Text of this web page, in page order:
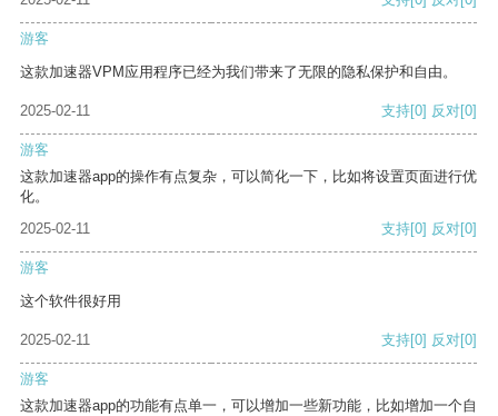
游客
这款加速器VPM应用程序已经为我们带来了无限的隐私保护和自由。
2025-02-11 支持[0] 反对[0]
游客
这款加速器app的操作有点复杂，可以简化一下，比如将设置页面进行优
化。
2025-02-11
支持[0] 反对[0]
游客
这个软件很好用
2025-02-11 支持[0] 反对[0]
游客
这款加速器app的功能有点单一，可以增加一些新功能，比如增加一个自